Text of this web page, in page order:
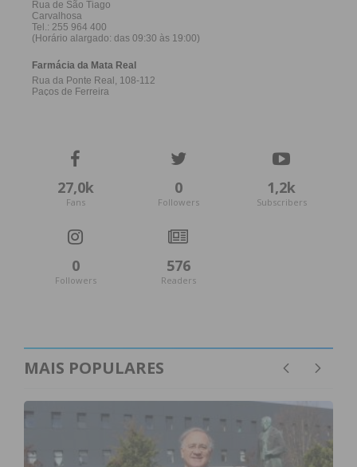
27,0k
Fans
0
Followers
1,2k
Subscribers
0
Followers
576
Readers
MAIS POPULARES